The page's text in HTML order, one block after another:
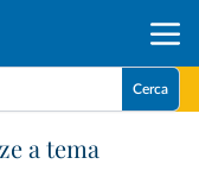
Cerca
a tema